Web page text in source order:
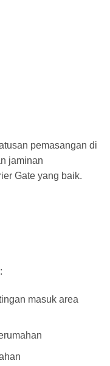
pemasangan di
jaminan
Gate yang baik.
masuk area